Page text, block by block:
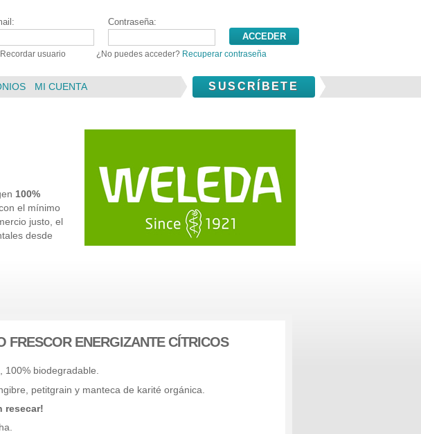
Contraseña:
Recordar usuario ¿No puedes acceder? Recuperar contraseña
MI CUENTA SUSCRÍBETE
100%
el mínimo
justo, el
desde
FRESCOR ENERGIZANTE CÍTRICOS
100% biodegradable.
petitgrain y manteca de karité orgánica.
resecar!